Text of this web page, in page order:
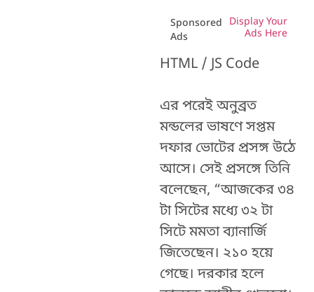
Sponsored
Ads
Display Your
Ads Here
HTML / JS Code
এর পরেই অনুব্রত
মন্ডলের ভাষণে সপ্তম
দফার ভোটের প্রসঙ্গ উঠে
আসে। সেই প্রসঙ্গে তিনি
বলেছেন, “আজকের ৩৪
টা সিটের মধ্যে ৩২ টা
সিটে মমতা ব্যানার্জি
জিতেছেন। ২১০ হয়ে
গেছে। দরকার হলে